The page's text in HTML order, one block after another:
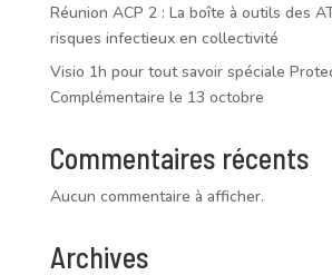
Réunion ACP 2 : La boîte à outils des
risques infectieux en collectivité
Visio 1h pour tout savoir spéciale
Complémentaire le 13 octobre
Commentaires récents
Aucun commentaire à afficher.
Archives